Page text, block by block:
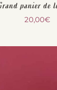
panier de
20,00€